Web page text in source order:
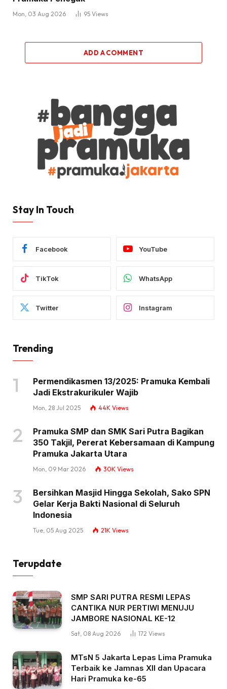
Mon, 03 Aug 2026 95 Views
ADD A COMMENT
Stay In Touch
Facebook YouTube
TikTok WhatsApp
Twitter Instagram
Trending
Permendikasmen 13/2025: Pramuka Kembali
Jadi Ekstrakurikuler Wajib
Mon, 28 Jul 2025 44K Views
Pramuka SMP dan SMK Sari Putra Bagikan
350 Takjil, Pererat Kebersamaan di Kampung
Pramuka Jakarta Utara
Mon, 09 Mar 2026 30K Views
Bersihkan Masjid Hingga Sekolah, Sako SPN
Gelar Kerja Bakti Nasional di Seluruh
Indonesia
Tue, 05 Aug 2025 21K Views
Terupdate
SMP SARI PUTRA RESMI LEPAS
CANTIKA NUR PERTIWI MENUJU
JAMBORE NASIONAL KE-12
Sat, 08 Aug 2026 172 Views
MTsN 5 Jakarta Lepas Lima Pramuka
Terbaik ke Jamnas XII dan Upacara
Hari Pramuka ke-65